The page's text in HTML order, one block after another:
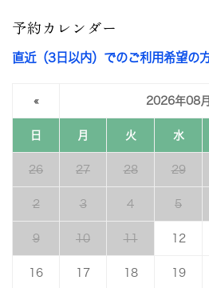
予約カレンダー
直近（3日以内）でのご利用希望の
« 2026年08月
日 月 火 水
26 27 28 29
2 3 4 5
9 10 11 12
16 17 18 19